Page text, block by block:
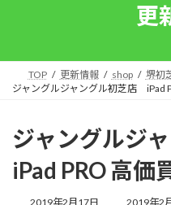
更
TOP 更新情報 shop
堺初
ジャングルジャングル初芝店 iPad
ジャングルジ
iPad PRO 高価
2019年2月17日
最
2019年2